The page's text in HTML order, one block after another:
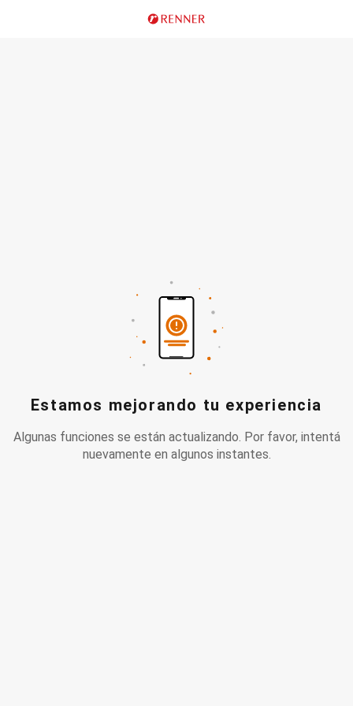
Estamos mejorando tu experiencia
Algunas funciones se están actualizando. Por favor, intentá
nuevamente en algunos instantes.